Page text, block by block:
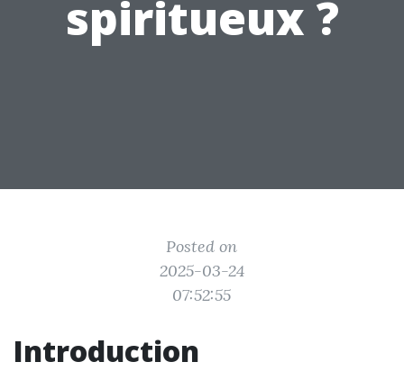
spiritueux ?
Posted on
2025-03-24
07:52:55
Introduction